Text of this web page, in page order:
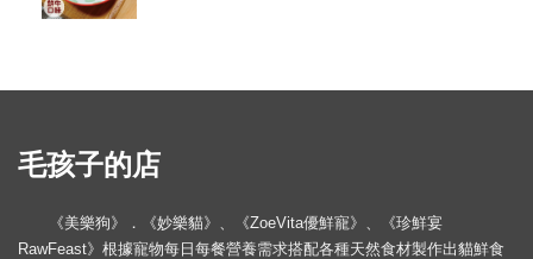
毛孩子的店
《美樂狗》．《妙樂貓》、《ZoeVita優鮮寵》、《珍鮮宴
RawFeast》根據寵物每日每餐營養需求搭配各種天然食材製作出貓鮮食